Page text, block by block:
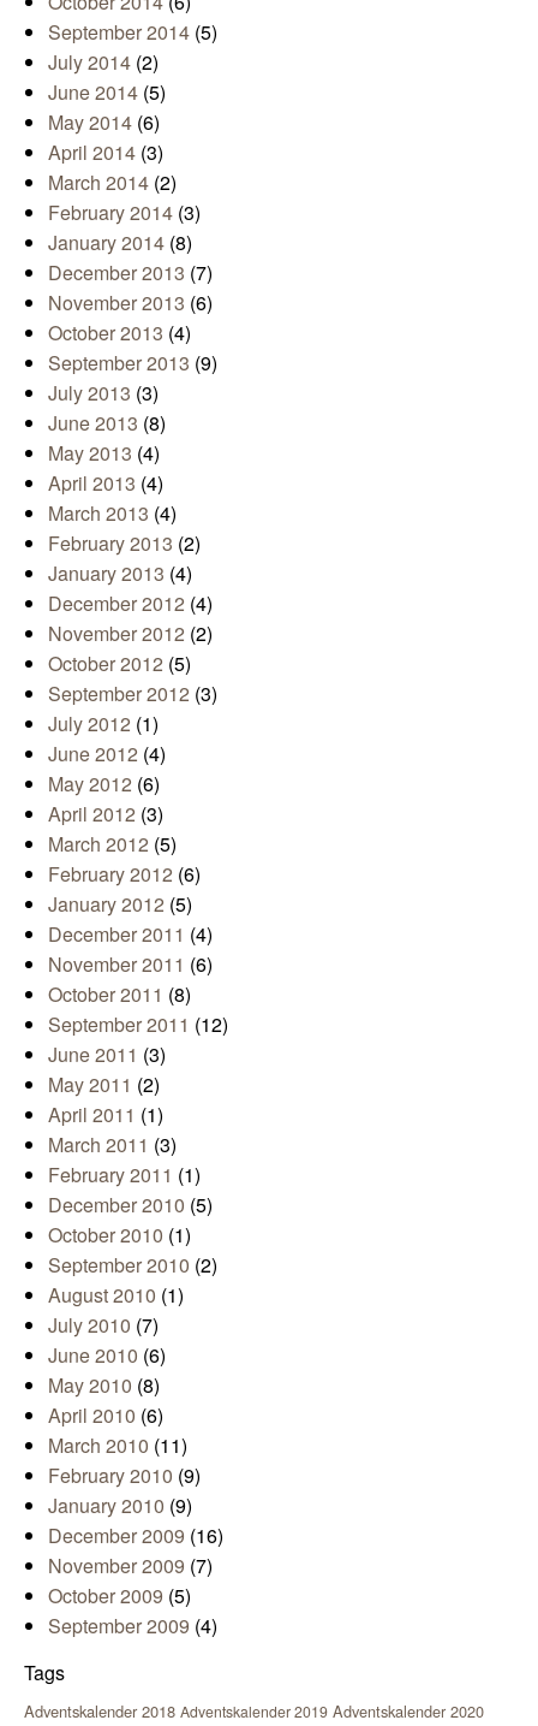
September 2014 (5)
July 2014 (2)
June 2014 (5)
May 2014 (6)
April 2014 (3)
March 2014 (2)
February 2014 (3)
January 2014 (8)
December 2013 (7)
November 2013 (6)
October 2013 (4)
September 2013 (9)
July 2013 (3)
June 2013 (8)
May 2013 (4)
April 2013 (4)
March 2013 (4)
February 2013 (2)
January 2013 (4)
December 2012 (4)
November 2012 (2)
October 2012 (5)
September 2012 (3)
July 2012 (1)
June 2012 (4)
May 2012 (6)
April 2012 (3)
March 2012 (5)
February 2012 (6)
January 2012 (5)
December 2011 (4)
November 2011 (6)
October 2011 (8)
September 2011 (12)
June 2011 (3)
May 2011 (2)
April 2011 (1)
March 2011 (3)
February 2011 (1)
December 2010 (5)
October 2010 (1)
September 2010 (2)
August 2010 (1)
July 2010 (7)
June 2010 (6)
May 2010 (8)
April 2010 (6)
March 2010 (11)
February 2010 (9)
January 2010 (9)
December 2009 (16)
November 2009 (7)
October 2009 (5)
September 2009 (4)
Tags
Adventskalender 2018 Adventskalender 2019 Adventskalender 2020